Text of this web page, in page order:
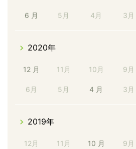
6 月 5月 4月 3月
2020年
12 月 11月 10月 9月
6月 5月 4 月 3月
2019年
12月 11月 10 月 9月